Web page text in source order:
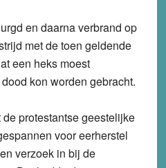
en daarna verbrand op
met de toen geldende
een heks moest
kon worden gebracht.
protestantse geestelijke
voor eerherstel
verzoek in bij de